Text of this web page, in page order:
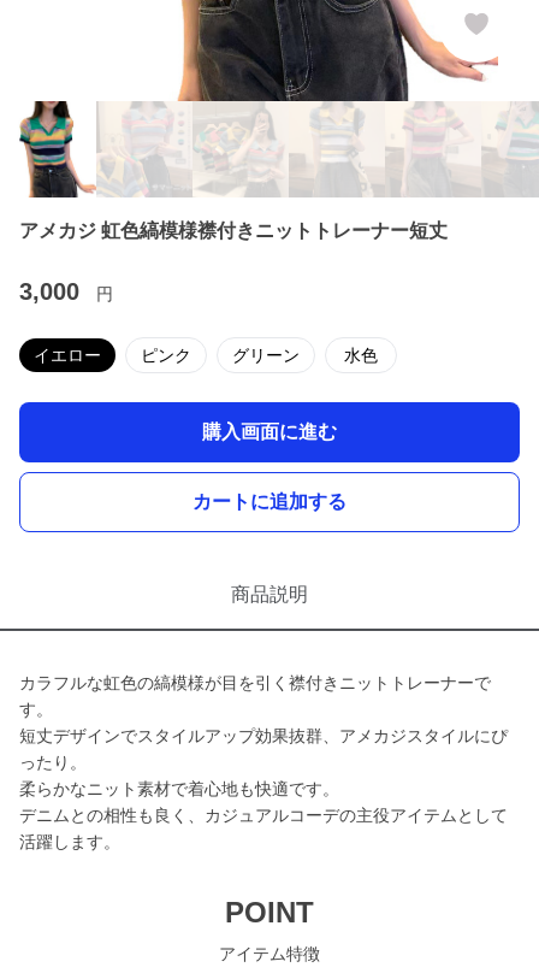
アメカジ 虹色縞模様襟付きニットトレーナー短丈
3,000 円
イエロー ピンク グリーン 水色
購入画面に進む
カートに追加する
商品説明
カラフルな虹色の縞模様が目を引く襟付きニットトレーナーで
す。
短丈デザインでスタイルアップ効果抜群、アメカジスタイルにぴ
ったり。
柔らかなニット素材で着心地も快適です。
デニムとの相性も良く、カジュアルコーデの主役アイテムとして
活躍します。
POINT
アイテム特徴